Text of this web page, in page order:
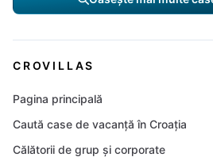
CROVILLAS
Pagina principală
Caută case de vacanță în Croația
Călătorii de grup și corporate